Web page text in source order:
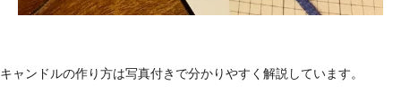
キャンドルの作り方は写真付きで分かりやすく解説しています。